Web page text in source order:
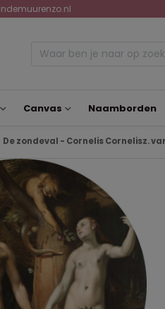
Canvas Naamborden
De zondeval - Cornelis Cornelisz.